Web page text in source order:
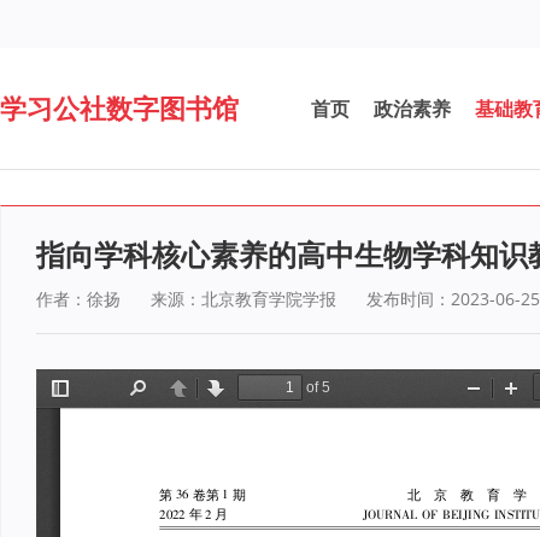
学习公社数字图书馆 首页 政治素养 基础教
指向学科核心素养的高中生物学科知
作者：徐扬 来源：北京教育学院学报 发布时间：2023-06-25